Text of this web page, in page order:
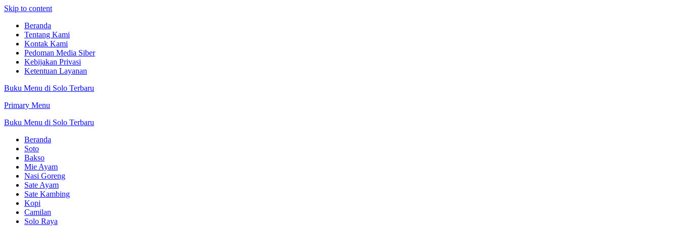
Skip to content
Beranda
Tentang Kami
Kontak Kami
Pedoman Media Siber
Kebijakan Privasi
Ketentuan Layanan
Buku Menu di Solo Terbaru
Primary Menu
Buku Menu di Solo Terbaru
Beranda
Soto
Bakso
Mie Ayam
Nasi Goreng
Sate Ayam
Sate Kambing
Kopi
Camilan
Solo Raya